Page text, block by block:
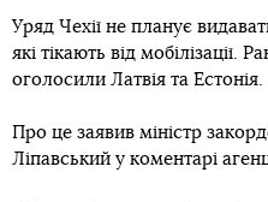
Уряд Чехії не планує
які тікають від мобілізації.
оголосили Латвія та Естонія.
Про це заявив міністр
Ліпавський у коментарі